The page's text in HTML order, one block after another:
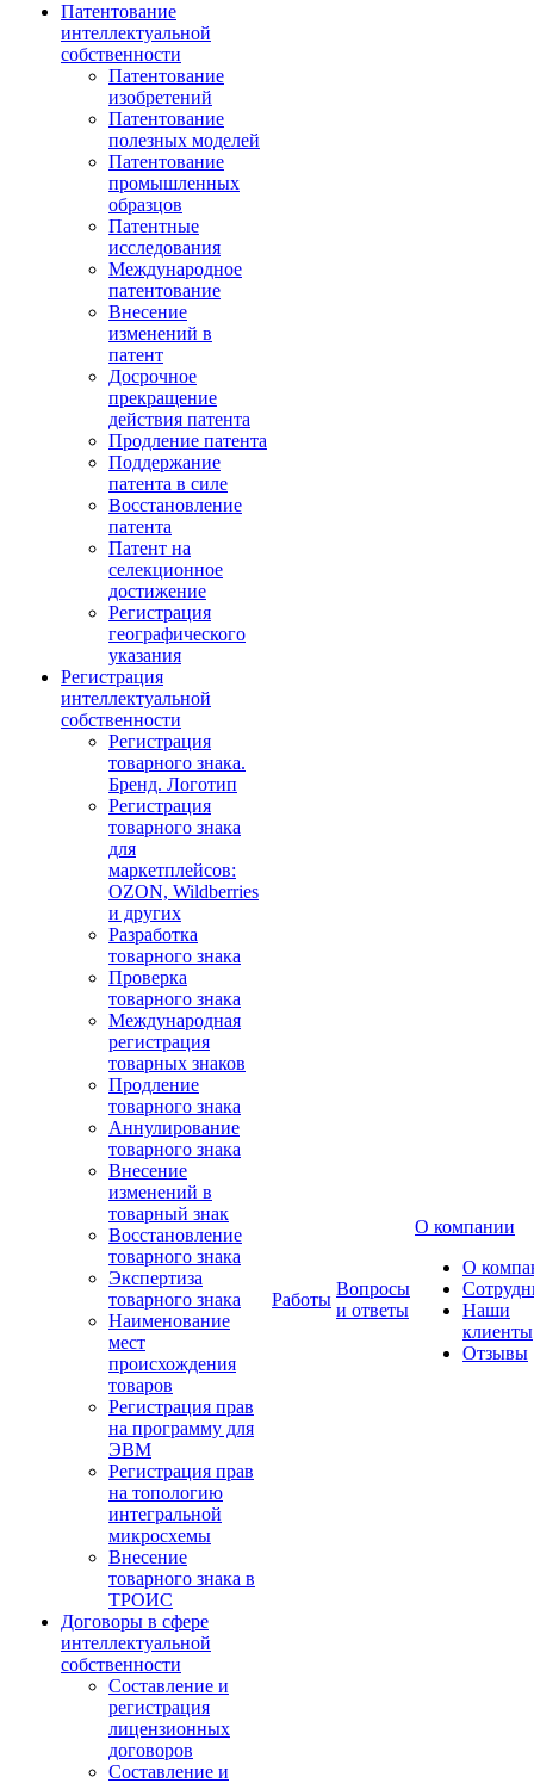
Патентование
интеллектуальной
собственности
Патентование
изобретений
Патентование
полезных моделей
Патентование
промышленных
образцов
Патентные
исследования
Международное
патентование
Внесение
изменений в
патент
Досрочное
прекращение
действия патента
Продление патента
Поддержание
патента в силе
Восстановление
патента
Патент на
селекционное
достижение
Регистрация
географического
указания
Регистрация
интеллектуальной
собственности
Регистрация
товарного знака.
Бренд. Логотип
Регистрация
товарного знака
для
маркетплейсов:
OZON, Wildberries
и других
Разработка
товарного знака
Проверка
товарного знака
Международная
регистрация
товарных знаков
Продление
товарного знака
Аннулирование
товарного знака
Внесение
изменений в
товарный знак
Восстановление
товарного знака
Экспертиза
товарного знака
Наименование
мест
происхождения
товаров
Регистрация прав
на программу для
ЭВМ
Регистрация прав
на топологию
интегральной
микросхемы
Внесение
товарного знака в
ТРОИС
Договоры в сфере
интеллектуальной
собственности
Составление и
регистрация
лицензионных
договоров
Составление и
Работы
Вопросы
и ответы
О компании
О
Наши
клиенты
Отзывы